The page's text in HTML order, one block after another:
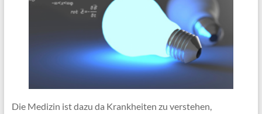
Die Medizin ist dazu da Krankheiten zu verstehen,